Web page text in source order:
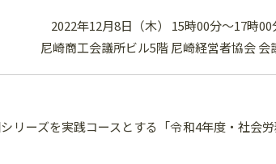
2022年12月8日（木） 15時00分～17時00
尼崎商工会議所ビル5階 尼崎経営者協会 会
リーズを実践コースとする「令和4年度・社会